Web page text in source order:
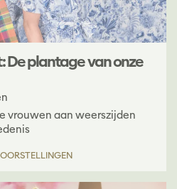
De plantage van onze
vrouwen aan weerszijden